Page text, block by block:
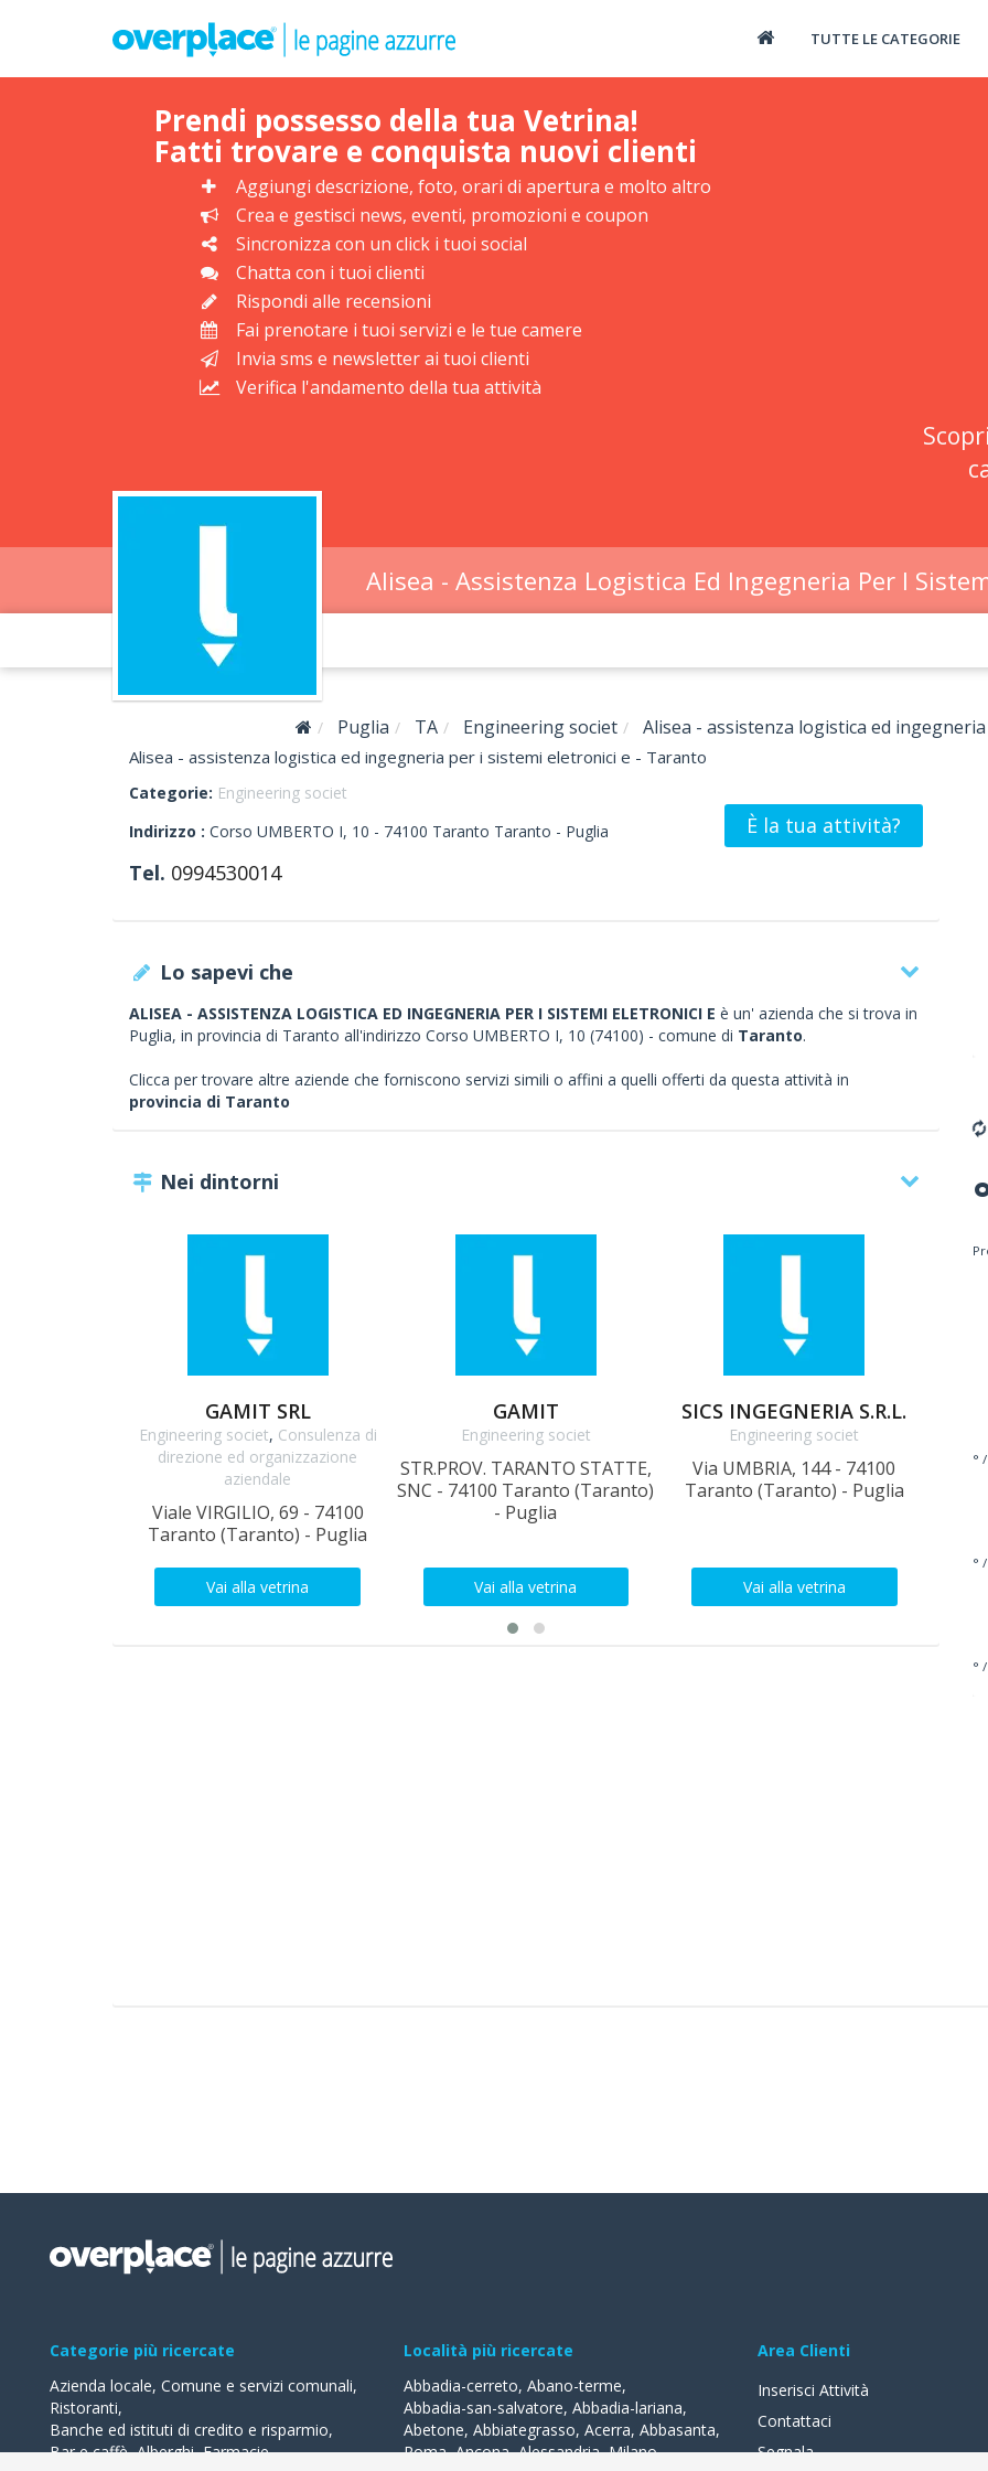
TUTTE LE CATEGORIE
Prendi possesso della tua Vetrina!
Fatti trovare e conquista nuovi clienti
Aggiungi descrizione, foto, orari di apertura e molto altro
Crea e gestisci news, eventi, promozioni e coupon
Sincronizza con un click i tuoi social
Chatta con i tuoi clienti
Rispondi alle recensioni
Fai prenotare i tuoi servizi e le tue camere
Invia sms e newsletter ai tuoi clienti
Verifica l'andamento della tua attività
Scopri
Alisea - Assistenza Logistica Ed Ingegneria Per I
Puglia TA Engineering societ Alisea - assistenza logistica ed
Alisea - assistenza logistica ed ingegneria per i sistemi eletronici e - Taranto
Categorie: Engineering societ
Indirizzo : Corso UMBERTO I, 10 - 74100 Taranto Taranto - Puglia
Tel. 0994530014
È la tua attività?
Lo sapevi che
ALISEA - ASSISTENZA LOGISTICA ED INGEGNERIA PER I SISTEMI ELETRONICI E è un' azienda che si trova in
Puglia, in provincia di Taranto all'indirizzo Corso UMBERTO I, 10 (74100) - comune di Taranto.
Clicca per trovare altre aziende che forniscono servizi simili o affini a quelli offerti da questa attività in
provincia di Taranto
Nei dintorni
GAMIT SRL
Engineering societ, Consulenza di
direzione ed organizzazione
aziendale
Viale VIRGILIO, 69 - 74100
Taranto (Taranto) - Puglia
Vai alla vetrina
GAMIT
Engineering societ
STR.PROV. TARANTO STATTE,
SNC - 74100 Taranto (Taranto)
- Puglia
Vai alla vetrina
SICS INGEGNERIA S.R.L.
Engineering societ
Via UMBRIA, 144 - 74100
Taranto (Taranto) - Puglia
Vai alla vetrina
Via°
°
°
Categorie più ricercate
Azienda locale, Comune e servizi comunali,
Ristoranti,
Banche ed istituti di credito e risparmio,
Bar e caffè,Alberghi,Farmacie,
Località più ricercate
Abbadia-cerreto, Abano-terme,
Abbadia-san-salvatore, Abbadia-lariana,
Abetone, Abbiategrasso, Acerra, Abbasanta,
Roma,Ancona,Alessandria,Milano,
Area Clienti
Inserisci Attività
Contattaci
Segnala